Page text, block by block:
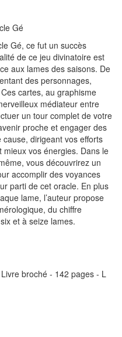
Gé
Gé, ce fut un succès
de ce jeu divinatoire est
aux lames des saisons. De
des personnages,
cartes, au graphisme
médiateur entre
un tour complet de votre
proche et engager des
dirigeant vos efforts
vos énergies. Dans le
vous découvrirez un
accomplir des voyances
parti de cet oracle. En plus
lame, l’auteur propose
du chiffre
et à seize lames.
broché - 142 pages - L